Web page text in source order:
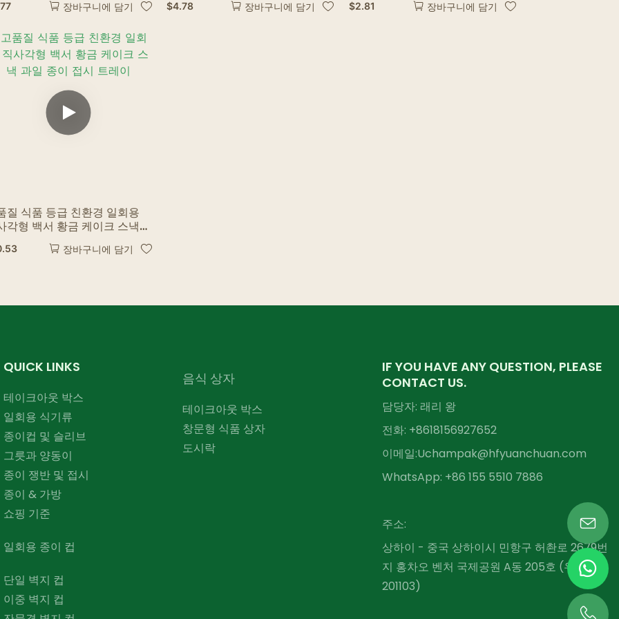
장바구니에 담기 $4.78 장바구니에 담기 $2.81 장바구니에 담기
질 식품 등급 친환경 일회용
각형 백서 황금 케이크 스낵
종이 접시 트레이
장바구니에 담기
QUICK LINKS
테이크아웃 박스
일회용 식기류
종이컵 및 슬리브
그릇과 양동이
종이 쟁반 및 접시
종이 & 가방
쇼핑 기준
일회용 종이 컵
단일 벽지 컵
이중 벽지 컵
음식 상자
테이크아웃 박스
창문형 식품 상자
도시락
IF YOU HAVE ANY QUESTION, PLEASE
CONTACT US.
담당자: 래리 왕
전화: +8618156927652
이메일:Uchampak@hfyuanchuan.com
WhatsApp: +86 155 5510 7886
주소:
상하이 - 중국 상하이시 민항구 허촨로 2679번
지 홍차오 벤처 국제공원 A동 205호 (우편번호
201103)